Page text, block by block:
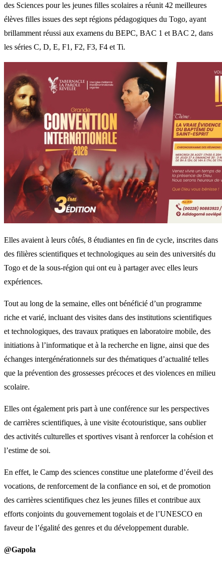
des Sciences pour les jeunes filles scolaires a réunit 42 meilleures
élèves filles issues des sept régions pédagogiques du Togo, ayant
brillamment réussi aux examens du BEPC, BAC 1 et BAC 2, dans
les séries C, D, E, F1, F2, F3, F4 et Ti.
Elles avaient à leurs côtés, 8 étudiantes en fin de cycle, inscrites dans
des filières scientifiques et technologiques au sein des universités du
Togo et de la sous-région qui ont eu à partager avec elles leurs
expériences.
Tout au long de la semaine, elles ont bénéficié d’un programme
riche et varié, incluant des visites dans des institutions scientifiques
et technologiques, des travaux pratiques en laboratoire mobile, des
initiations à l’informatique et à la recherche en ligne, ainsi que des
échanges intergénérationnels sur des thématiques d’actualité telles
que la prévention des grossesses précoces et des violences en milieu
scolaire.
Elles ont également pris part à une conférence sur les perspectives
de carrières scientifiques, à une visite écotouristique, sans oublier
des activités culturelles et sportives visant à renforcer la cohésion et
l’estime de soi.
En effet, le Camp des sciences constitue une plateforme d’éveil des
vocations, de renforcement de la confiance en soi, et de promotion
des carrières scientifiques chez les jeunes filles et contribue aux
efforts conjoints du gouvernement togolais et de l’UNESCO en
faveur de l’égalité des genres et du développement durable.
@Gapola